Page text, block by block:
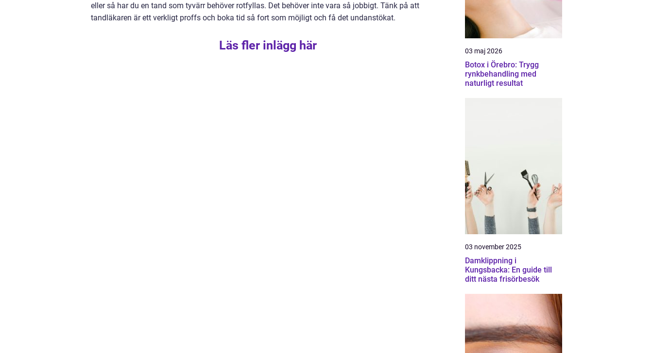
eller så har du en tand som tyvärr behöver rotfyllas. Det behöver inte vara så jobbigt. Tänk på att
tandläkaren är ett verkligt proffs och boka tid så fort som möjligt och få det undanstökat.
Läs fler inlägg här 03 maj 2026
Botox i Örebro: Trygg
rynkbehandling med
naturligt resultat
03 november 2025
Damklippning i
Kungsbacka: En guide till
ditt nästa frisörbesök